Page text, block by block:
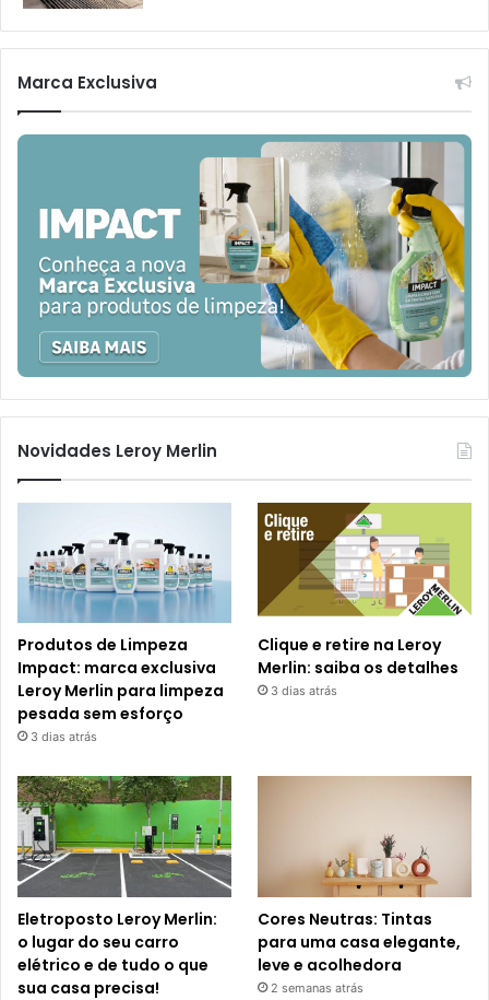
Marca Exclusiva
Novidades Leroy Merlin
Produtos de Limpeza
Impact: marca exclusiva
Leroy Merlin para limpeza
pesada sem esforço
3 dias atrás
Clique e retire na Leroy
Merlin: saiba os detalhes
3 dias atrás
Eletroposto Leroy Merlin:
o lugar do seu carro
elétrico e de tudo o que
sua casa precisa!
Cores Neutras: Tintas
para uma casa elegante,
leve e acolhedora
2 semanas atrás